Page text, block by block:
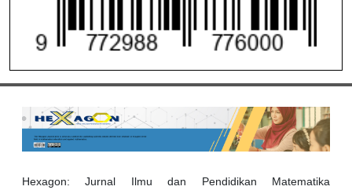
Hexagon: Jurnal Ilmu dan Pendidikan Matematika